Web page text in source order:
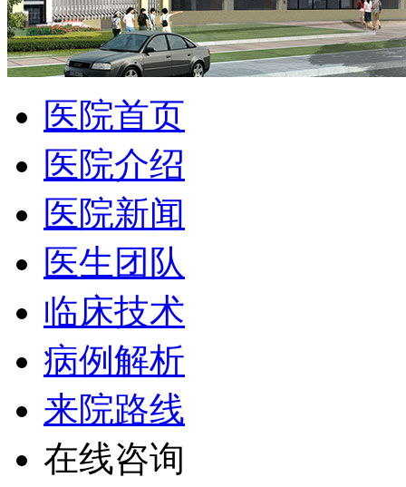
医院首页
医院介绍
医院新闻
医生团队
临床技术
病例解析
来院路线
在线咨询